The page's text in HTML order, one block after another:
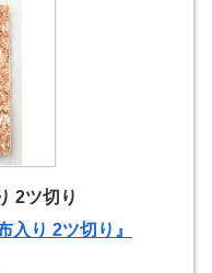
2ツ切り
入り 2ツ切り』